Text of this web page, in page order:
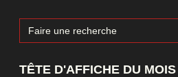
Search
for:
TÊTE D'AFFICHE DU